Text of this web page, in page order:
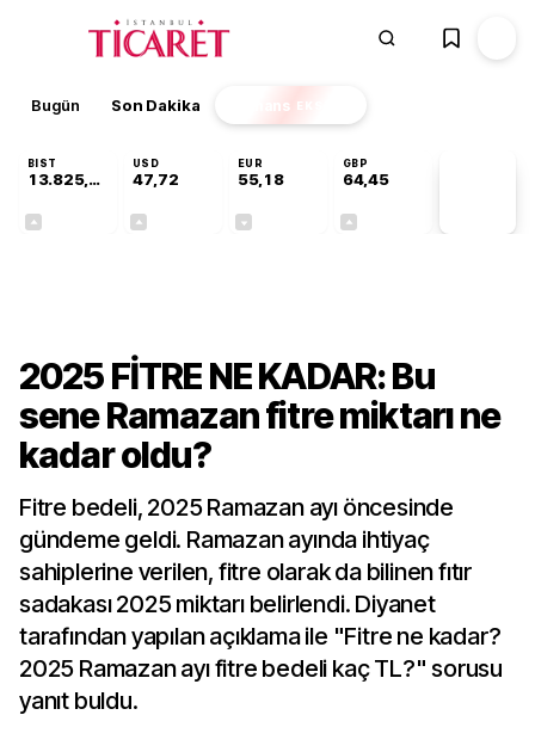
Bugün Son Dakika Finans EKSTRA
BIST
13.825,07
USD
47,72
EUR
55,18
GBP
64,45
2025 FİTRE NE KADAR: Bu
sene Ramazan fitre miktarı ne
kadar oldu?
Fitre bedeli, 2025 Ramazan ayı öncesinde
gündeme geldi. Ramazan ayında ihtiyaç
sahiplerine verilen, fitre olarak da bilinen fıtır
sadakası 2025 miktarı belirlendi. Diyanet
tarafından yapılan açıklama ile "Fitre ne kadar?
2025 Ramazan ayı fitre bedeli kaç TL?" sorusu
yanıt buldu.